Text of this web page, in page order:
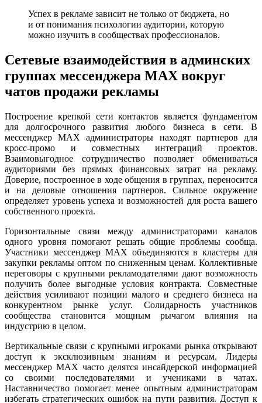
Успех в рекламе зависит не только от бюджета, но
и от понимания психологии аудитории, которую
можно изучить в сообществах профессионалов.
Сетевые взаимодействия в админских
группах мессенджера MAX вокруг
чатов продажи рекламы
Построение крепкой сети контактов является фундаментом
для долгосрочного развития любого бизнеса в сети. В
мессенджер MAX администраторы находят партнеров для
кросс-промо и совместных интеграций проектов.
Взаимовыгодное сотрудничество позволяет обмениваться
аудиториями без прямых финансовых затрат на рекламу.
Доверие, построенное в ходе общения в группах, переносится
и на деловые отношения партнеров. Сильное окружение
определяет уровень успеха и возможностей для роста вашего
собственного проекта.
Горизонтальные связи между администраторами каналов
одного уровня помогают решать общие проблемы сообща.
Участники мессенджер MAX объединяются в кластеры для
закупки рекламы оптом по сниженным ценам. Коллективные
переговоры с крупными рекламодателями дают возможность
получить более выгодные условия контракта. Совместные
действия усиливают позиции малого и среднего бизнеса на
конкурентном рынке услуг. Солидарность участников
сообщества становится мощным рычагом влияния на
индустрию в целом.
Вертикальные связи с крупными игроками рынка открывают
доступ к эксклюзивным знаниям и ресурсам. Лидеры
мессенджер MAX часто делятся инсайдерской информацией
со своими последователями и учениками в чатах.
Наставничество помогает менее опытным администраторам
избегать стратегических ошибок на пути развития. Доступ к